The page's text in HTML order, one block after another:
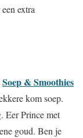
extra
Soep & Smoothies
kom soep.
Eer Prince met
goud. Ben je